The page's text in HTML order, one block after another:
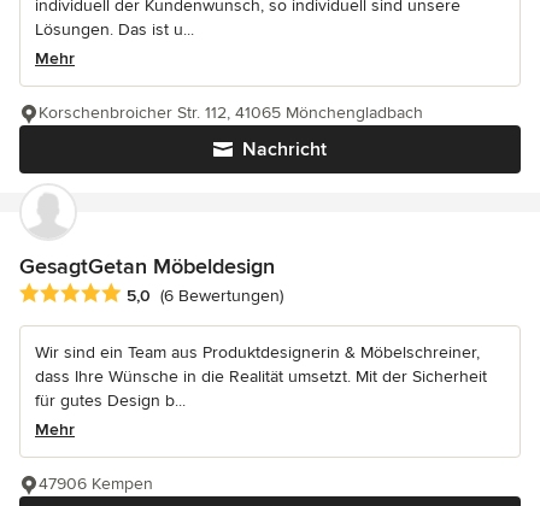
individuell der Kundenwunsch, so individuell sind unsere
Lösungen. Das ist u...
Mehr
Nachricht
Korschenbroicher Str. 112, 41065 Mönchengladbach
GesagtGetan Möbeldesign
Durchschnittliche Bewertung: 5 von 5 Sternen
5,0 (6 Bewertungen)
Wir sind ein Team aus Produktdesignerin & Möbelschreiner,
dass Ihre Wünsche in die Realität umsetzt. Mit der Sicherheit
für gutes Design b...
Mehr
47906 Kempen